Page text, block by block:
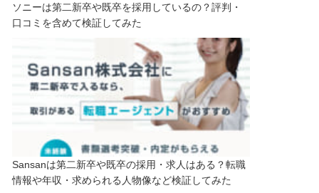
ソニーは第二新卒や既卒を採用しているの？評判・
口コミを含めて検証してみた
Sansanは第二新卒や既卒の採用・求人はある？転職
情報や年収・求められる人物像など検証してみた